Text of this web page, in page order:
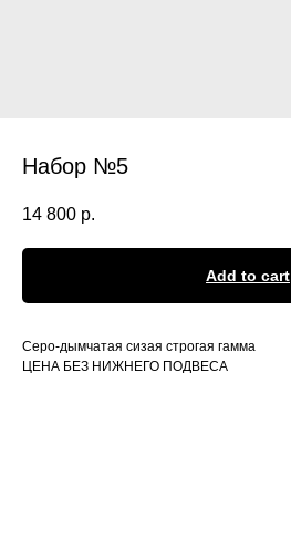
Набор №5
14 800 р.
Add to cart
Серо-дымчатая сизая строгая гамма
ЦЕНА БЕЗ НИЖНЕГО ПОДВЕСА